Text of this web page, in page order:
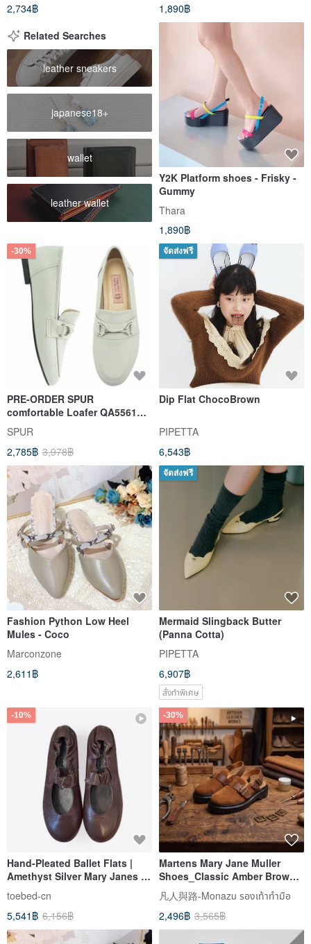
2,734฿
1,890฿
Related Searches
leather sneakers
japanese18+
wallet
leather wallet
Y2K Platform shoes - Frisky -
Gummy
Thara
1,890฿
-30%
PRE-ORDER SPUR
comfortable Loafer QA5561
ASH SKY
SPUR
2,785฿ 3,978฿
จัดส่งฟรี
Dip Flat ChocoBrown
PIPETTA
6,543฿
Fashion Python Low Heel
Mules - Coco
Marconzone
2,611฿
จัดส่งฟรี
Mermaid Slingback Butter
(Panna Cotta)
PIPETTA
6,907฿
สั่งทำพิเศษ
-10%
Hand-Pleated Ballet Flats |
Amethyst Silver Mary Janes |
Chic Spanish Slip-Ons
toebed-cn
5,541฿ 6,156฿
-30%
Martens Mary Jane Muller
Shoes_Classic Amber Brown
Mixed Material Patchwork
Closed-Toe Sandals 34-48
凡人與路-Monazu รองเท้าทำมือ
2,496฿ 3,565฿